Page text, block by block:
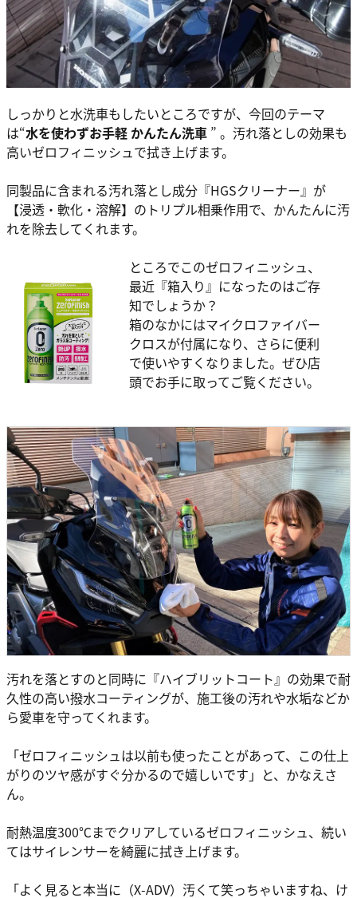
しっかりと水洗車もしたいところですが、今回のテーマ
は“水を使わずお手軽 かんたん洗車 ” 。汚れ落としの効果も
高いゼロフィニッシュで拭き上げます。
同製品に含まれる汚れ落とし成分『HGSクリーナー』が
【浸透・軟化・溶解】のトリプル相乗作用で、かんたんに汚
れを除去してくれます。
ところでこのゼロフィニッシュ、
最近『箱入り』になったのはご存
知でしょうか？
箱のなかにはマイクロファイバー
クロスが付属になり、さらに便利
で使いやすくなりました。ぜひ店
頭でお手に取ってご覧ください。
汚れを落とすのと同時に『ハイブリットコート』の効果で耐
久性の高い撥水コーティングが、施工後の汚れや水垢などか
ら愛車を守ってくれます。
「ゼロフィニッシュは以前も使ったことがあって、この仕上
がりのツヤ感がすぐ分かるので嬉しいです」と、かなえさ
ん。
耐熱温度300℃までクリアしているゼロフィニッシュ、続い
てはサイレンサーを綺麗に拭き上げます。
「よく見ると本当に（X-ADV）汚くて笑っちゃいますね、け